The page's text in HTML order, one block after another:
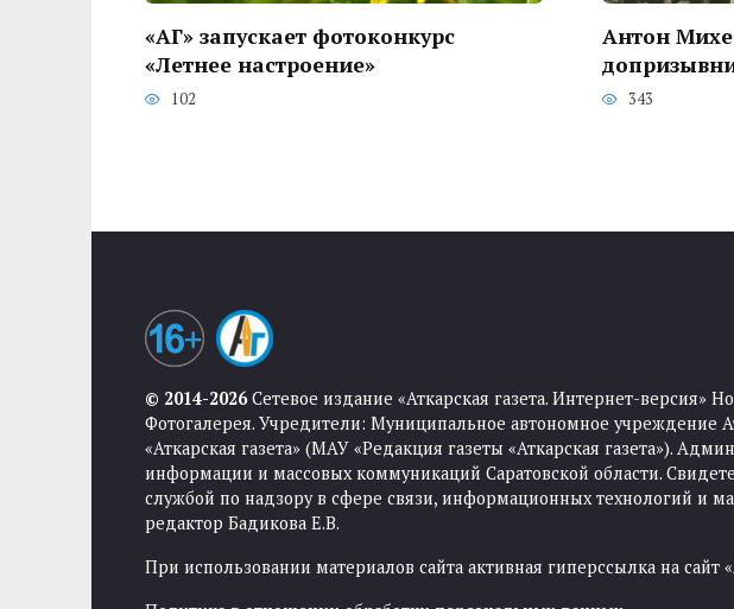
«АГ» запускает фотоконкурс
«Летнее настроение»
102
Антон
343
© 2014-2026Сетевое издание «Аткарская газета. Интернет-версия»
Фотогалерея. Учредители: Муниципальное автономное учреждение
«Аткарская газета» (МАУ «Редакция газеты «Аткарская газета»).
информации и массовых коммуникаций Саратовской области.
службой по надзору в сфере связи, информационных технологий и
редактор Бадикова Е.В.
При использовании материалов сайта активная гиперссылка на сайт